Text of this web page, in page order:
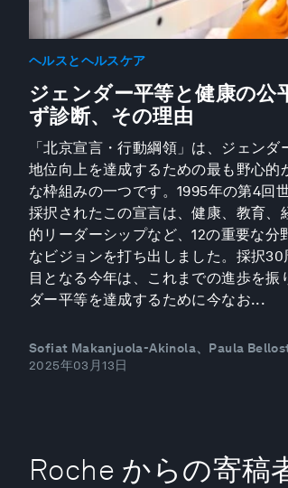
ヘルスとヘルスケア
ジェンダー平等と健康の公
ず診断、その理由
「北京宣言・行動綱領」は、ジェンダ
地位向上を達成するための最も野心的
な枠組みの一つです。1995年の第4回
採択されたこの宣言は、健康、教育、
的リーダーシップなど、12の重要な分
なビジョンを打ち出しました。採択30
目となる今年は、これまでの進歩を振
ダー平等を達成するために今なお...
Sofiat Makanjuola-Akinola、Paula
2025年03月13日
Roche からの寄稿